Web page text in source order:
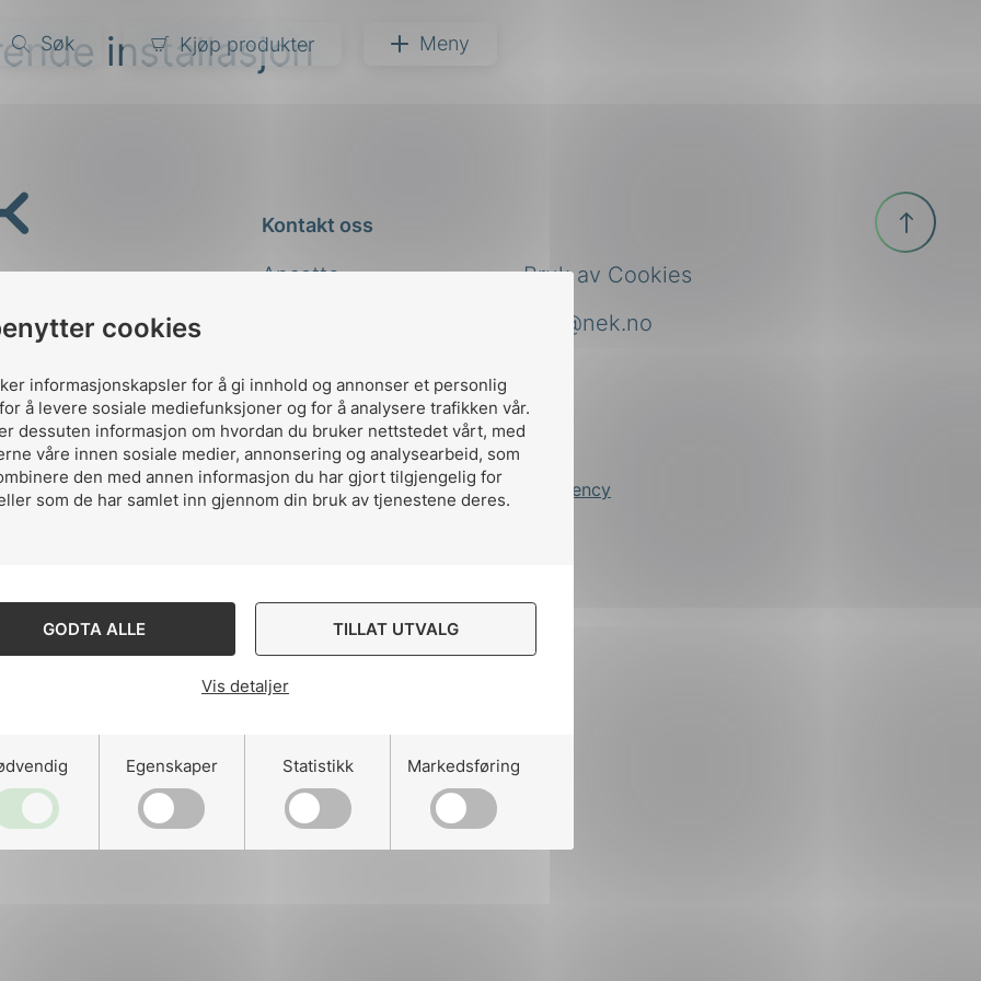
cookies
informasjonskapsler for å gi innhold og annonser et personlig
å levere sosiale mediefunksjoner og for å analysere trafikken vår.
dessuten informasjon om hvordan du bruker nettstedet vårt, med
våre innen sosiale medier, annonsering og analysearbeid, som
den med annen informasjon du har gjort tilgjengelig for
som de har samlet inn gjennom din bruk av tjenestene deres.
GODTA ALLE TILLAT UTVALG
Vis detaljer
Egenskaper Statistikk Markedsføring
Søk Kjøp produkter Meny
installasjon
Kontakt oss
Ansatte
nek@nek.no
Bruk av Cookies
Designed and developed by Stem Agency
Til
toppen